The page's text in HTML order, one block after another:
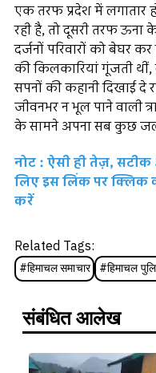
एक तरफ प्रदेश में लगातार
रही है, तो दूसरी तरफ ऊना
दर्जनों परिवारों को बेघर
की किलकारियां गूंजती
सपनों की कहानी दिखाई दे
जीवनभर न भूल पाने वाली
के सामने अपना सब कुछ
नोट : ऐसी ही तेज़,
लिए इस लिंक पर क्लिक
करें
Related Tags:
#हिमाचल समाचार #हिमाचल
संबंधित आलेख